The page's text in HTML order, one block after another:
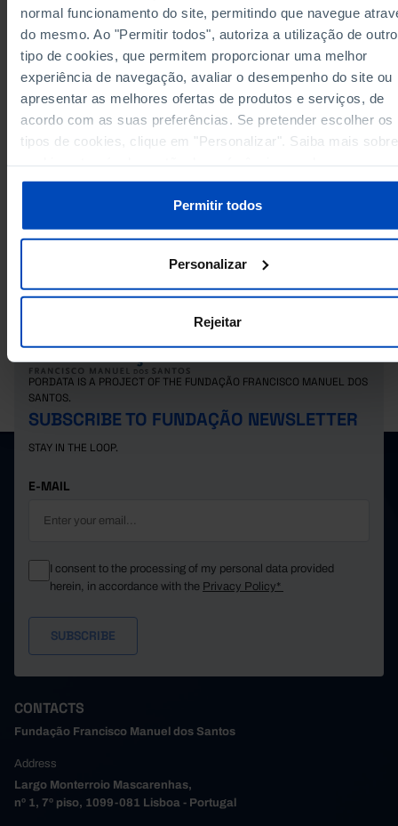
normal funcionamento do site, permitindo que navegue
do mesmo. Ao "Permitir todos", autoriza a utilização de outro
tipo de cookies, que permitem proporcionar uma melhor
experiência de navegação, avaliar o desempenho do site ou
apresentar as melhores ofertas de produtos e serviços, de
acordo com as suas preferências. Se pretender escolher os
tipos de cookies, clique em "Personalizar". Saiba mais sobre
Política de Cookies.
Permitir todos
Personalizar
Rejeitar
Data according to the 2024 version of the
Nomenclature of Territorial Units for Statistical
Purposes (NUTS). For data from the 2013 Version
NUTS II and III, updated to January 2024, see the
Excel archive file availablehere.
Sources/Entities: INE, PORDATA
Last updated: 2026-06-26
Longevity index in Municipalities
PORDATA IS A PROJECT OF THE FUNDAÇÃO FRANCISCO MANUEL DOS
SANTOS.
SUBSCRIBE TO FUNDAÇÃO NEWSLETTER
STAY IN THE LOOP.
E-MAIL
I consent to the processing of my personal data provided
herein, in accordance with the Privacy Policy*
CONTACTS
Fundação Francisco Manuel dos Santos
Address
Largo Monterroio Mascarenhas,
nº 1, 7º piso, 1099-081 Lisboa - Portugal